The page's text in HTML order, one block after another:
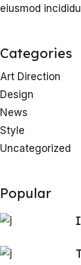
eiusmod
Categories
Art Direction
Design
News
Style
Uncategorized
Popular